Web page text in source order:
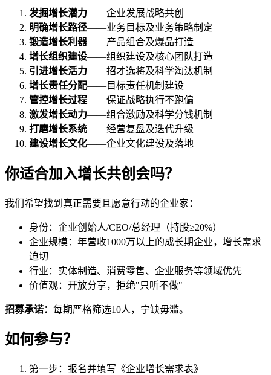
发掘增长潜力——企业发展战略共创
明确增长路径——业务目标及业务策略制定
锻造增长利器——产品组合及爆品打造
增长组织建设——组织建设及核心团队打造
引进增长活力——招才选将及科学淘汰机制
增长责任分配——目标责任机制建设
管控增长过程——保证战略执行不跑偏
激发增长动力——组合激励及科学分钱机制
打磨增长系统——经营复盘及迭代升级
建设增长文化——企业文化建设及落地
你适合加入增长共创会吗？
我们希望找到真正需要且愿意行动的企业家：
身份：企业创始人/CEO/总经理（持股≥20%）
企业规模：年营收1000万以上的成长期企业，增长需求
迫切
行业：实体制造、消费零售、企业服务等领域优先
价值观：开放分享，拒绝"只听不做"
招募承诺： 每期严格筛选10人，宁缺毋滥。
如何参与？
第一步：报名并填写《企业增长需求表》